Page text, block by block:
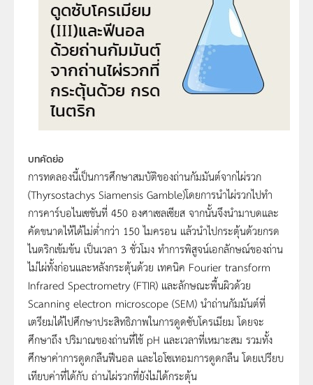
บทคัดย่อ
การทดลองนี้เป็นการศึกษาสมบัติของถ่านกัมมันต์จากไผ่รวก
(Thyrsostachys Siamensis Gamble)โดยการนำไผ่รวกไปทำ
การคาร์บอไนเซชันที่ 450 องศาเซลเซียส จากนั้นจึงนำมาบดและ
คัดขนาดไห้ได้ไม่ต่ำกว่า 150 ไมครอน แล้วนำไปกระตุ้นด้วยกรด
ไนตริกเข้มข้น เป็นเวลา 3 ชั่วโมง ทำการพิสูจน์เอกลักษณ์ของถ่าน
ไม่ไผ่ทั้งก่อนและหลังกระตุ้นด้วย เทคนิค Fourier transform
Infrared Spectrometry (FTIR) และลักษณะพื้นผิวด้วย
Scanning electron microscope (SEM) นำถ่านกัมมันต์ที่
เตรียมได้ไปศึกษาประสิทธิภาพในการดูดซับโครเมียม โดยจะ
ศึกษาถึง ปริมาณของถ่านที่ใช้ pH และเวลาที่เหมาะสม รวมทั้ง
ศึกษาค่าการดูดกลืนฟีนอล และไอโซเทอมการดูดกลืน โดยเปรียบ
เทียบค่าที่ได้กับ ถ่านไผ่รวกที่ยังไม่ได้กระตุ้น